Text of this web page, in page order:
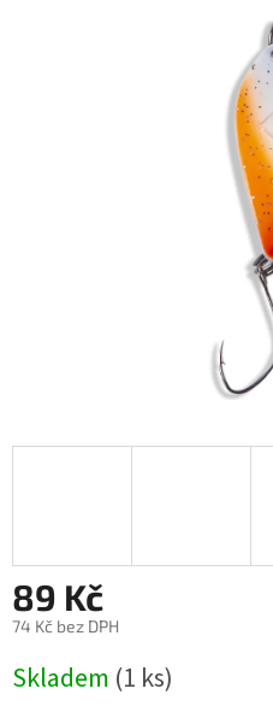
hvězdiček.
89 Kč
74 Kč bez DPH
cena:
Skladem (1 ks)